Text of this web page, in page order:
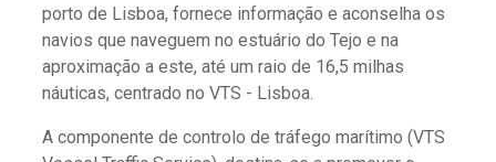
porto de Lisboa, fornece informação e aconselha os
navios que naveguem no estuário do Tejo e na
aproximação a este, até um raio de 16,5 milhas
náuticas, centrado no VTS - Lisboa.
A componente de controlo de tráfego marítimo (VTS